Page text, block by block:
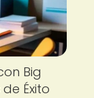
Big
Éxito